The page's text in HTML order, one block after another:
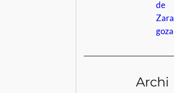
de
Zara
goza
Archi